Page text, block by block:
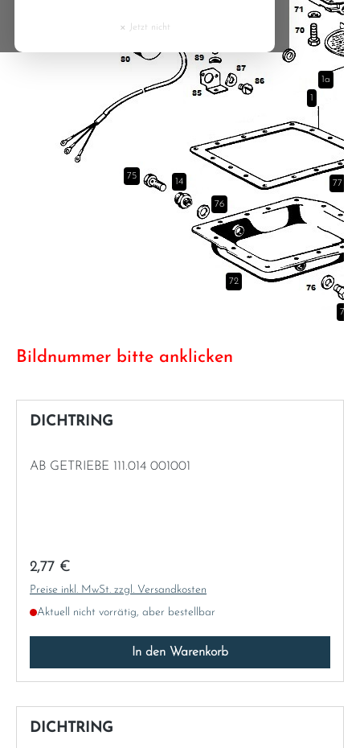
1
1a
77
75
14
76
72
73
Bildnummer bitte anklicken
DICHTRING
AB GETRIEBE 111.014 001001
Regulärer Preis:
2,77 €
Preise inkl. MwSt. zzgl. Versandkosten
Aktuell nicht vorrätig, aber bestellbar
In den Warenkorb
DICHTRING
Czech Republic
Estonia
Macedonia
Malta
Norway
× Jetzt nicht